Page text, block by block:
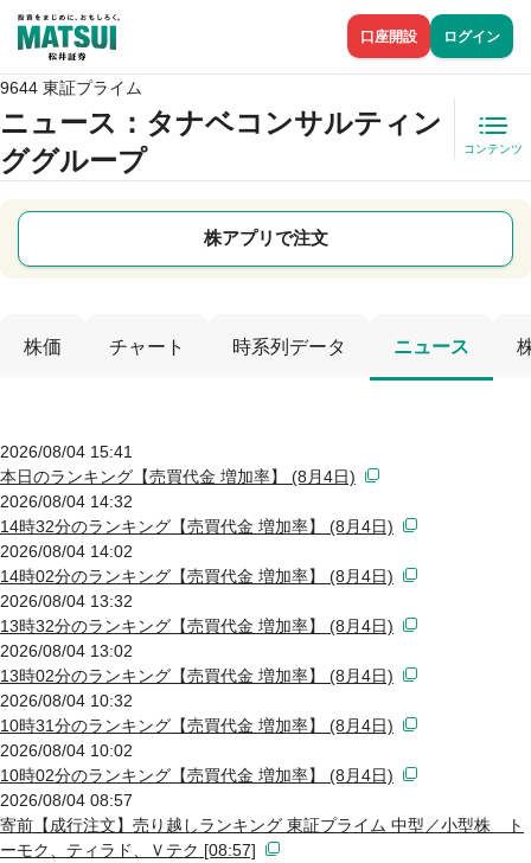
口座開設 ログイン
9644 東証プライム
ニュース ：タナベコンサルティン
ググループ
コンテンツ
株アプリで注文
株価 チャート 時系列データ ニュース
2026/08/04 15:41
本日のランキング【売買代金 増加率】 (8月4日)
2026/08/04 14:32
14時32分のランキング【売買代金 増加率】 (8月4日)
2026/08/04 14:02
14時02分のランキング【売買代金 増加率】 (8月4日)
2026/08/04 13:32
13時32分のランキング【売買代金 増加率】 (8月4日)
2026/08/04 13:02
13時02分のランキング【売買代金 増加率】 (8月4日)
2026/08/04 10:32
10時31分のランキング【売買代金 増加率】 (8月4日)
2026/08/04 10:02
10時02分のランキング【売買代金 増加率】 (8月4日)
2026/08/04 08:57
寄前【成行注文】売り越しランキング 東証プライム 中型／小型株 ト
ーモク、ティラド、Ｖテク [08:57]